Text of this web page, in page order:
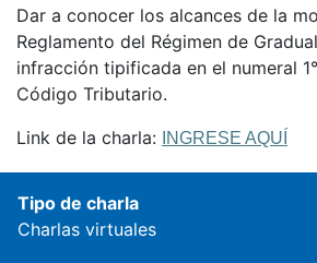
Dar a conocer los alcances de la
Reglamento del Régimen de
infracción tipificada en el numeral
Código Tributario.
Link de la charla:
INGRESE AQUÍ
Tipo de charla
Charlas virtuales